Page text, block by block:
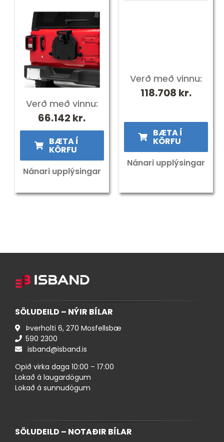
Verð með vinnu:
66.142 kr.
BÆTA Í
KÖRFU
Nánari upplýsingar
Verð með vinnu:
118.708 kr.
BÆTA Í
KÖRFU
Nánari upplýsingar
SÖLUDEILD – NÝIR BÍLAR
Þverholti 6, 270 Mosfellsbæ
590 ​2300
isband@isband.is
Opið virka daga 10:00 – 17:00
Lokað á laugardögum
Lokað á sunnudögum
SÖLUDEILD – NOTAÐIR BÍLAR